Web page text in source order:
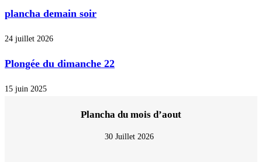
plancha demain soir
24 juillet 2026
Plongée du dimanche 22
15 juin 2025
Plancha du mois d’aout
30 Juillet 2026